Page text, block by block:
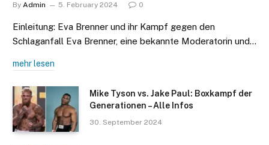
By Admin 5. February 2024 0
Einleitung: Eva Brenner und ihr Kampf gegen den
Schlaganfall Eva Brenner, eine bekannte Moderatorin und…
mehr lesen
Mike Tyson vs. Jake Paul: Boxkampf der
Generationen – Alle Infos
30. September 2024